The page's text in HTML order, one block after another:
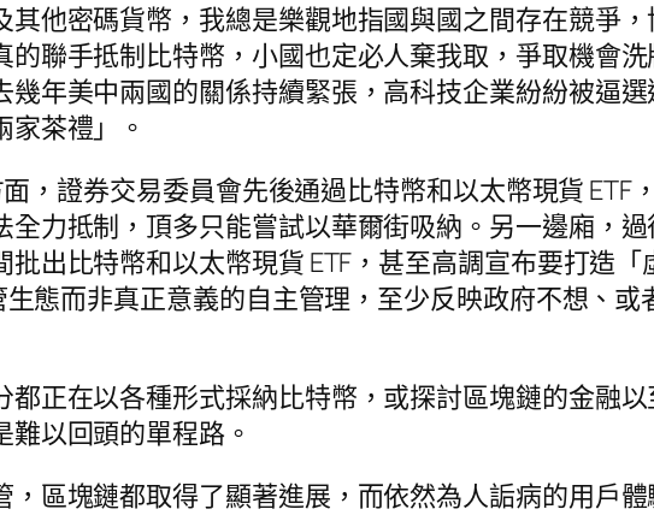
他密碼貨幣，我總是樂觀地指國與國之間存在競爭
聯手抵制比特幣，小國也定必人棄我取，爭取機會
年美中兩國的關係持續緊張，高科技企業紛紛被逼
茶禮」。
，證券交易委員會先後通過比特幣和以太幣現貨 ETF
力抵制，頂多只能嘗試以華爾街吸納。另一邊廂，
出比特幣和以太幣現貨 ETF，甚至高調宣布要打造
態而非真正意義的自主管理，至少反映政府不想、
正在以各種形式採納比特幣，或探討區塊鏈的金融
以回頭的單程路。
區塊鏈都取得了顯著進展，而依然為人詬病的用戶